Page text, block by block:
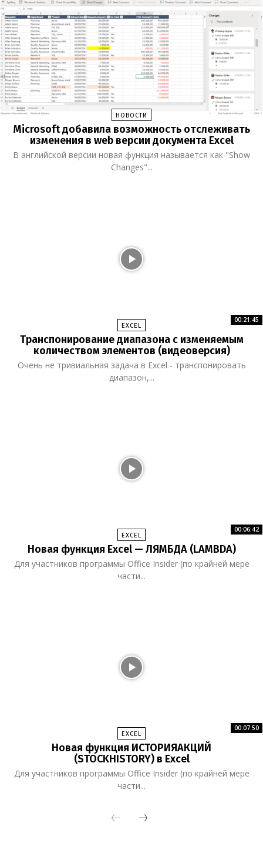
НОВОСТИ
Microsoft добавила возможность отслеживать
изменения в web версии документа Excel
В английской версии новая функция называется как "Show
Changes"...
EXCEL
00:21:45
Транспонирование диапазона с изменяемым
количеством элементов (видеоверсия)
Очень не тривиальная задача в Excel - транспонировать
диапазон,...
EXCEL
00:06:42
Новая функция Excel — ЛЯМБДА (LAMBDA)
Для участников программы Office Insider (по крайней мере
части...
EXCEL
00:07:50
Новая функция ИСТОРИЯАКЦИЙ
(STOCKHISTORY) в Excel
Для участников программы Office Insider (по крайней мере
части...